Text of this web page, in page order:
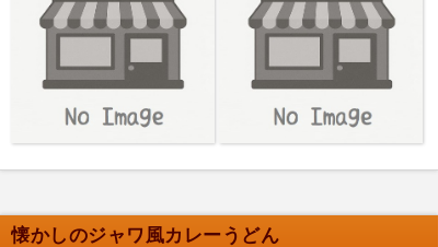
懐かしのジャワ風カレーうどん